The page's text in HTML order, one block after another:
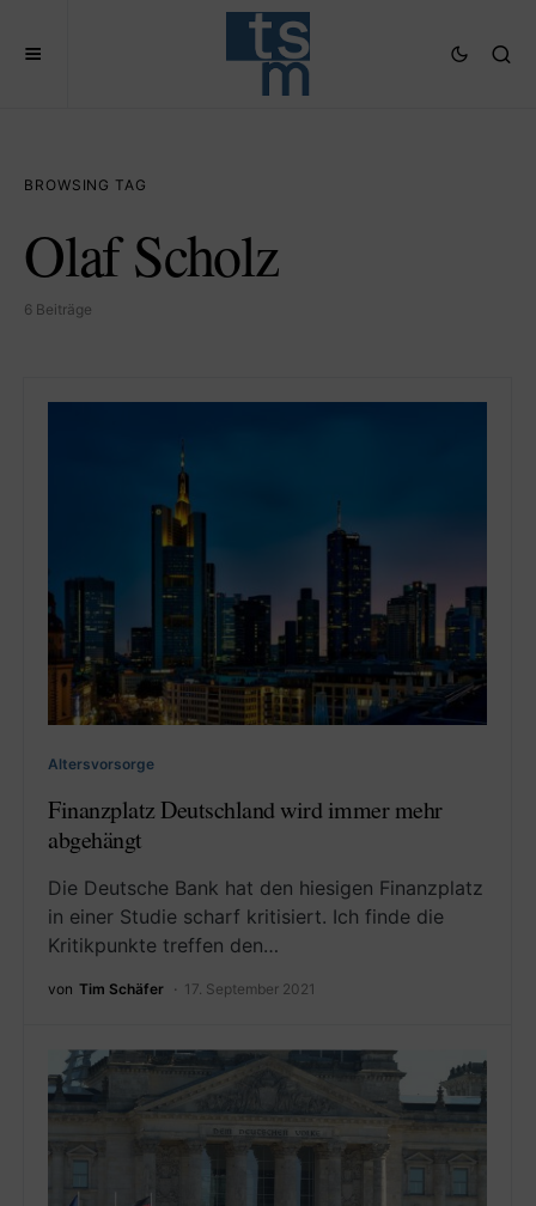
BROWSING TAG
Olaf Scholz
6 Beiträge
Altersvorsorge
Finanzplatz Deutschland wird immer mehr
abgehängt
Die Deutsche Bank hat den hiesigen Finanzplatz
in einer Studie scharf kritisiert. Ich finde die
Kritikpunkte treffen den…
von Tim Schäfer 17. September 2021